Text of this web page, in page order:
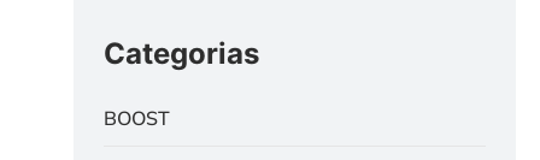
Categorias
BOOST